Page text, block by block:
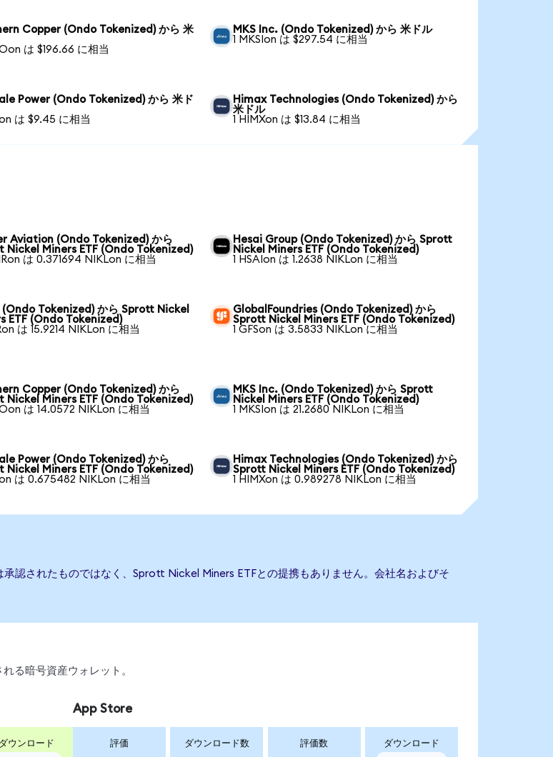
Copper (Ondo Tokenized) から 米
は $196.66 に相当
MKS Inc. (Ondo Tokenized) から 米ドル
1 MKSIon は $297.54 に相当
Power (Ondo Tokenized) から 米ド
は $9.45 に相当
Himax Technologies (Ondo Tokenized) から
米ドル
1 HIMXon は $13.84 に相当
Aviation (Ondo Tokenized) から
Nickel Miners ETF (Ondo Tokenized)
は 0.371694 NIKLon に相当
Hesai Group (Ondo Tokenized) から Sprott
Nickel Miners ETF (Ondo Tokenized)
1 HSAIon は 1.2638 NIKLon に相当
Tokenized) から Sprott Nickel
ETF (Ondo Tokenized)
は 15.9214 NIKLon に相当
GlobalFoundries (Ondo Tokenized) から
Sprott Nickel Miners ETF (Ondo Tokenized)
1 GFSon は 3.5833 NIKLon に相当
Copper (Ondo Tokenized) から
Nickel Miners ETF (Ondo Tokenized)
は 14.0572 NIKLon に相当
MKS Inc. (Ondo Tokenized) から Sprott
Nickel Miners ETF (Ondo Tokenized)
1 MKSIon は 21.2680 NIKLon に相当
Power (Ondo Tokenized) から
Nickel Miners ETF (Ondo Tokenized)
は 0.675482 NIKLon に相当
Himax Technologies (Ondo Tokenized) から
Sprott Nickel Miners ETF (Ondo Tokenized)
1 HIMXon は 0.989278 NIKLon に相当
認されたものではなく、Sprott Nickel Miners ETFとの提携もありません。会社名およびそ
る暗号資産ウォレット。
ダウンロード
App Store
評価 ダウンロード数 評価数 ダウンロード